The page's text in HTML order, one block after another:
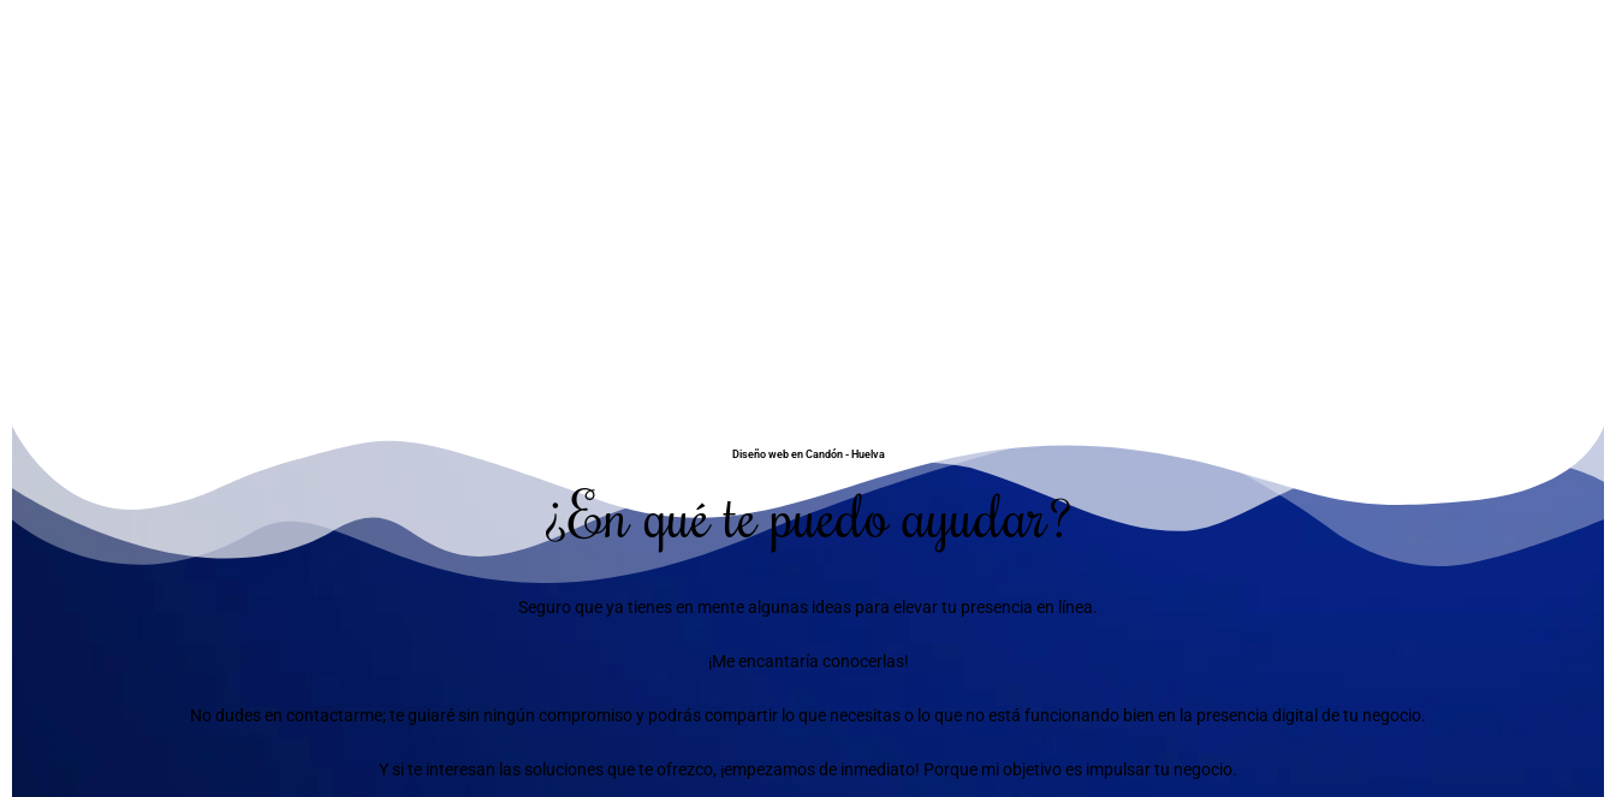
Diseño web en Candón - Huelva
¿En qué te puedo ayudar?
Seguro que ya tienes en mente algunas ideas para elevar tu presencia en línea.
¡Me encantaría conocerlas!
No dudes en contactarme; te guiaré sin ningún compromiso y podrás compartir lo que necesitas o lo que no está funcionando bien en la presencia digital de tu negocio.
Y si te interesan las soluciones que te ofrezco, ¡empezamos de inmediato! Porque mi objetivo es impulsar tu negocio.